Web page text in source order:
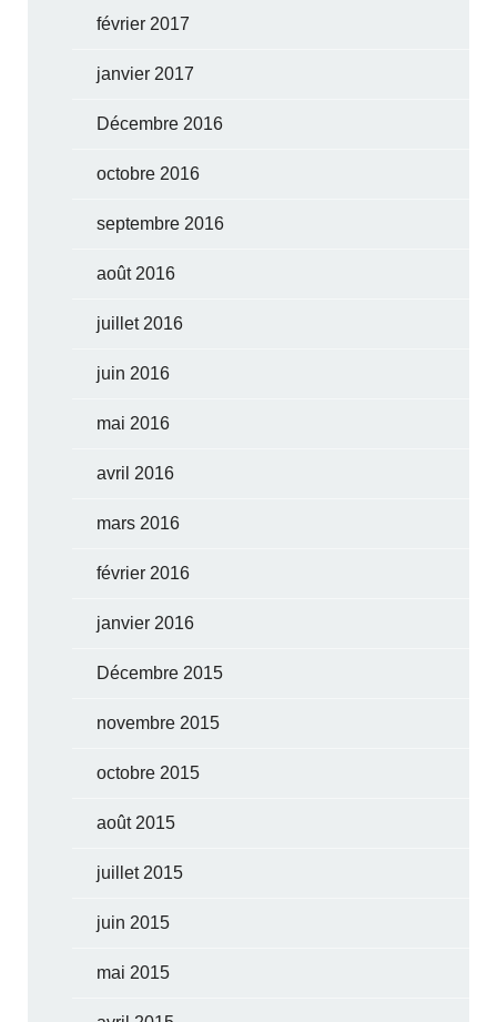
février 2017
janvier 2017
Décembre 2016
octobre 2016
septembre 2016
août 2016
juillet 2016
juin 2016
mai 2016
avril 2016
mars 2016
février 2016
janvier 2016
Décembre 2015
novembre 2015
octobre 2015
août 2015
juillet 2015
juin 2015
mai 2015